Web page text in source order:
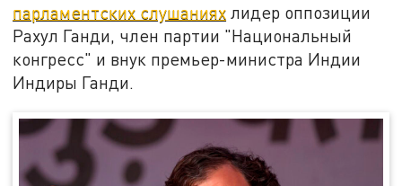
парламентских слушаниях лидер оппозиции
Рахул Ганди, член партии "Национальный
конгресс" и внук премьер-министра Индии
Индиры Ганди.